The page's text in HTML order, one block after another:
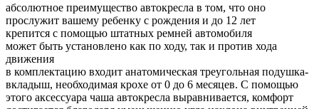
абсолютное преимущество автокресла в том, что оно
прослужит вашему ребенку с рождения и до 12 лет
крепится с помощью штатных ремней автомобиля
может быть установлено как по ходу, так и против хода
движения
в комплектацию входит анатомическая треугольная подушка-
вкладыш, необходимая крохе от 0 до 6 месяцев. С помощью
этого аксессуара чаша автокресла выравнивается, комфорт